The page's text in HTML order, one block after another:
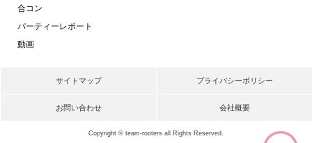
合コン
パーティーレポート
動画
サイトマップ プライバシーポリシー
お問い合わせ 会社概要
Copyright © team-rooters all Rights Reserved.